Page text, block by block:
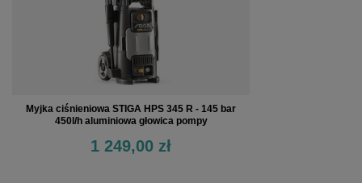
Myjka ciśnieniowa STIGA HPS 345 R - 145 bar
450l/h aluminiowa głowica pompy
1 249,00 zł